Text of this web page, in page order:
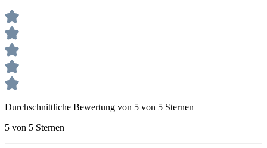
Durchschnittliche Bewertung von 5 von 5 Sternen
5 von 5 Sternen